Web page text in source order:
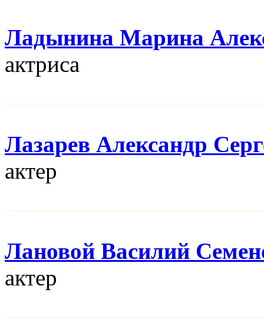
Ладынина Марина
актриса
Лазарев Александр
актер
Лановой Василий
актер